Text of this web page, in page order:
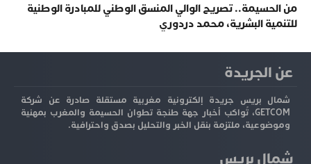
من الحسيمة.. تصريح الوالي المنسق الوطني للمبادرة الوطنية
للتنمية البشرية، محمد دردوري
عن الجريدة
شمال بريس جريدة إلكترونية مغربية مستقلة صادرة عن شركة
GETCOM، تُواكب أخبار جهة طنجة تطوان الحسيمة والمغرب بمهنية
وموضوعية، ملتزمة بنقل الخبر والتحليل بصدق واحترافية.
شمال بريس